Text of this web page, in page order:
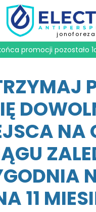
promocji pozostało
NA
11